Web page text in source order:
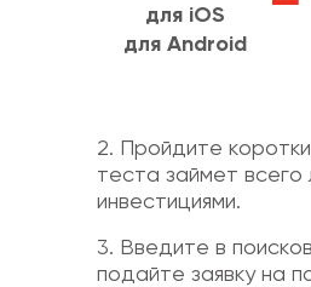
для iOS
для Android
2. Пройдите
теста займет
инвестициями.
3. Введите в
подайте заявку на